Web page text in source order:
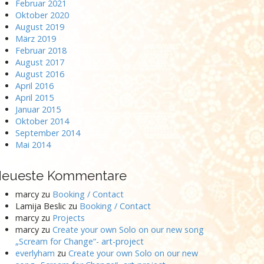
Februar 2021
Oktober 2020
August 2019
März 2019
Februar 2018
August 2017
August 2016
April 2016
April 2015
Januar 2015
Oktober 2014
September 2014
Mai 2014
Kommentare
marcy zu Booking / Contact
Lamija Beslic zu Booking / Contact
marcy zu Projects
marcy zu Create your own Solo on our new song
„Scream for Change“- art-project
everlyham zu Create your own Solo on our new